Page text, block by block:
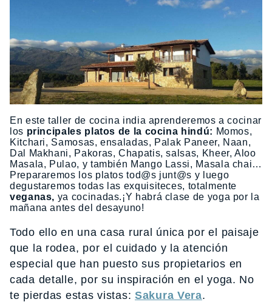
En este taller de cocina india aprenderemos a cocinar
los principales platos de la cocina hindú: Momos,
Kitchari, Samosas, ensaladas, Palak Paneer, Naan,
Dal Makhani, Pakoras, Chapatis, salsas, Kheer, Aloo
Masala, Pulao, y también Mango Lassi, Masala chai…
Prepararemos los platos tod@s junt@s y luego
degustaremos todas las exquisiteces, totalmente
veganas, ya cocinadas.¡Y habrá clase de yoga por la
mañana antes del desayuno!
Todo ello en una casa rural única por el paisaje
que la rodea, por el cuidado y la atención
especial que han puesto sus propietarios en
cada detalle, por su inspiración en el yoga. No
te pierdas estas vistas:Sakura Vera.